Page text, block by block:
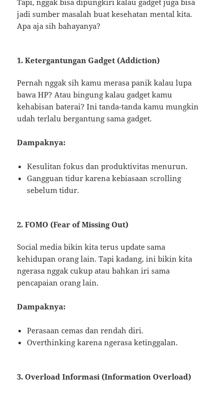
jadi sumber masalah buat kesehatan mental kita.
Apa aja sih bahayanya?
1. Ketergantungan Gadget (Addiction)
Pernah nggak sih kamu merasa panik kalau lupa
bawa HP? Atau bingung kalau gadget kamu
kehabisan baterai? Ini tanda-tanda kamu mungkin
udah terlalu bergantung sama gadget.
Dampaknya:
Kesulitan fokus dan produktivitas menurun.
Gangguan tidur karena kebiasaan scrolling
sebelum tidur.
2. FOMO (Fear of Missing Out)
Social media bikin kita terus update sama
kehidupan orang lain. Tapi kadang, ini bikin kita
ngerasa nggak cukup atau bahkan iri sama
pencapaian orang lain.
Dampaknya:
Perasaan cemas dan rendah diri.
Overthinking karena ngerasa ketinggalan.
3. Overload Informasi (Information Overload)